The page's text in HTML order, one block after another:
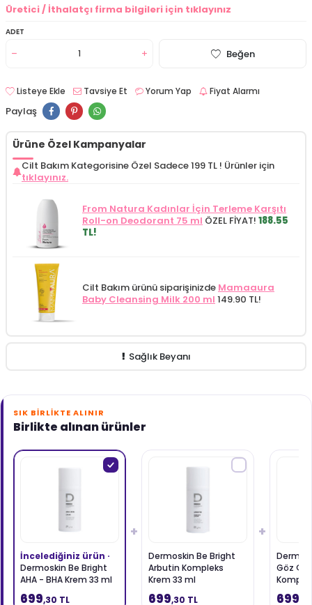
Üretici / İthalatçı firma bilgileri için tıklayınız
ADET
Beğen
Listeye Ekle Tavsiye Et Yorum Yap Fiyat Alarmı
Paylaş
Ürüne Özel Kampanyalar
Cilt Bakım Kategorisine Özel Sadece 199 TL ! Ürünler için
tıklayınız.
From Natura Kadınlar İçin Terleme Karşıtı
Roll-on Deodorant 75 ml ÖZEL FİYAT! 188.55
TL!
Cilt Bakım ürünü siparişinizde Mamaaura
Baby Cleansing Milk 200 ml 149.90 TL!
Sağlık Beyanı
SIK BIRLIKTE ALINIR
Birlikte alınan ürünler
İncelediğiniz ürün ·
Dermoskin Be Bright
AHA - BHA Krem 33 ml
699,30 TL
+
Dermoskin Be Bright
Arbutin Kompleks
Krem 33 ml
699,30 TL
+
Göz
699